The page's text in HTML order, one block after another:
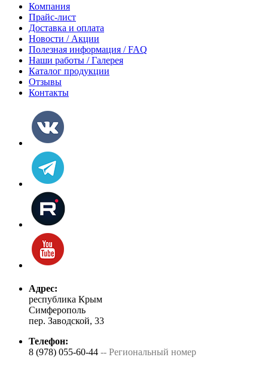
Компания
Прайс-лист
Доставка и оплата
Новости / Акции
Полезная информация / FAQ
Наши работы / Галерея
Каталог продукции
Отзывы
Контакты
Адрес:
республика Крым
Симферополь
пер. Заводской, 33
Телефон:
8 (978) 055-60-44 -- Региональный номер